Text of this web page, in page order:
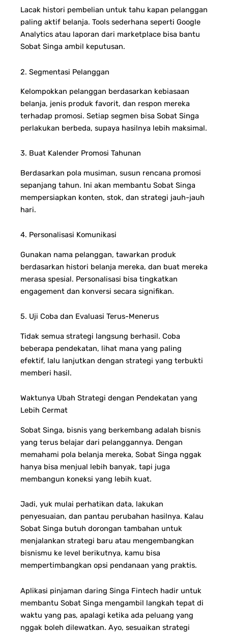
Lacak histori pembelian untuk tahu kapan pelanggan
paling aktif belanja. Tools sederhana seperti Google
Analytics atau laporan dari marketplace bisa bantu
Sobat Singa ambil keputusan.
2. Segmentasi Pelanggan
Kelompokkan pelanggan berdasarkan kebiasaan
belanja, jenis produk favorit, dan respon mereka
terhadap promosi. Setiap segmen bisa Sobat Singa
perlakukan berbeda, supaya hasilnya lebih maksimal.
3. Buat Kalender Promosi Tahunan
Berdasarkan pola musiman, susun rencana promosi
sepanjang tahun. Ini akan membantu Sobat Singa
mempersiapkan konten, stok, dan strategi jauh-jauh
hari.
4. Personalisasi Komunikasi
Gunakan nama pelanggan, tawarkan produk
berdasarkan histori belanja mereka, dan buat mereka
merasa spesial. Personalisasi bisa tingkatkan
engagement dan konversi secara signifikan.
5. Uji Coba dan Evaluasi Terus-Menerus
Tidak semua strategi langsung berhasil. Coba
beberapa pendekatan, lihat mana yang paling
efektif, lalu lanjutkan dengan strategi yang terbukti
memberi hasil.
Waktunya Ubah Strategi dengan Pendekatan yang
Lebih Cermat
Sobat Singa, bisnis yang berkembang adalah bisnis
yang terus belajar dari pelanggannya. Dengan
memahami pola belanja mereka, Sobat Singa nggak
hanya bisa menjual lebih banyak, tapi juga
membangun koneksi yang lebih kuat.
Jadi, yuk mulai perhatikan data, lakukan
penyesuaian, dan pantau perubahan hasilnya. Kalau
Sobat Singa butuh dorongan tambahan untuk
menjalankan strategi baru atau mengembangkan
bisnismu ke level berikutnya, kamu bisa
mempertimbangkan opsi pendanaan yang praktis.
Aplikasi pinjaman daring Singa Fintech hadir untuk
membantu Sobat Singa mengambil langkah tepat di
waktu yang pas, apalagi ketika ada peluang yang
nggak boleh dilewatkan. Ayo, sesuaikan strategi